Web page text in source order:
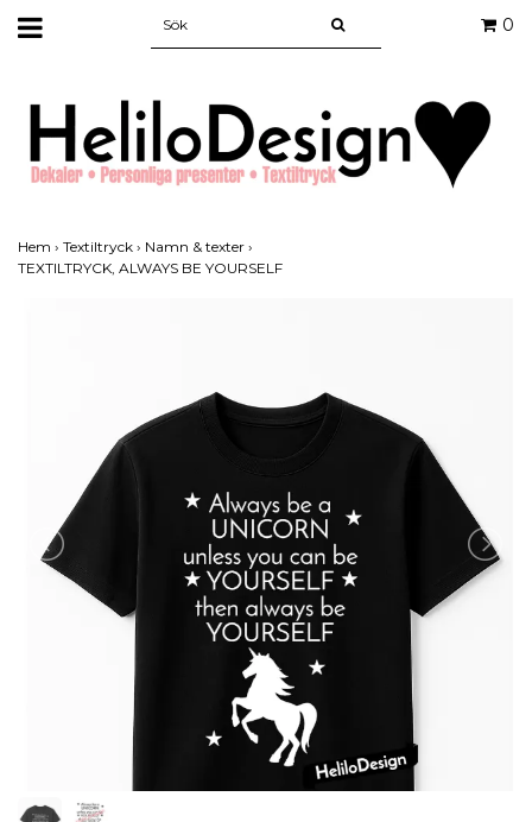
0
Hem › Textiltryck › Namn & texter ›
TEXTILTRYCK, ALWAYS BE YOURSELF